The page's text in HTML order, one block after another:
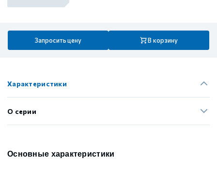
Запросить цену В корзину
Характеристики
О серии
Основные характеристики